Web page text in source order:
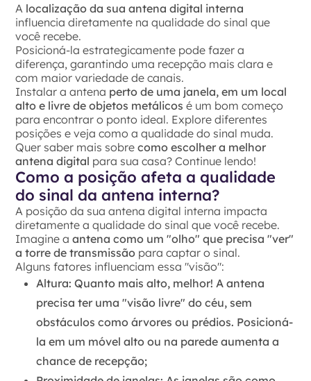
A localização da sua antena digital interna
influencia diretamente na qualidade do sinal que
você recebe.
Posicioná-la estrategicamente pode fazer a
diferença, garantindo uma recepção mais clara e
com maior variedade de canais.
Instalar a antena perto de uma janela, em um local
alto e livre de objetos metálicos é um bom começo
para encontrar o ponto ideal. Explore diferentes
posições e veja como a qualidade do sinal muda.
Quer saber mais sobrecomo escolher a melhor
antena digital para sua casa? Continue lendo!
Como a posição afeta a qualidade
do sinal da antena interna?
A posição da sua antena digital interna impacta
diretamente a qualidade do sinal que você recebe.
Imagine aantena como um "olho" que precisa "ver"
a torre de transmissão para captar o sinal.
Alguns fatores influenciam essa "visão":
Altura:Quanto mais alto, melhor! A antena
precisa ter uma "visão livre" do céu, sem
obstáculos como árvores ou prédios. Posicioná-
la em um móvel alto ou na parede aumenta a
chance de recepção;